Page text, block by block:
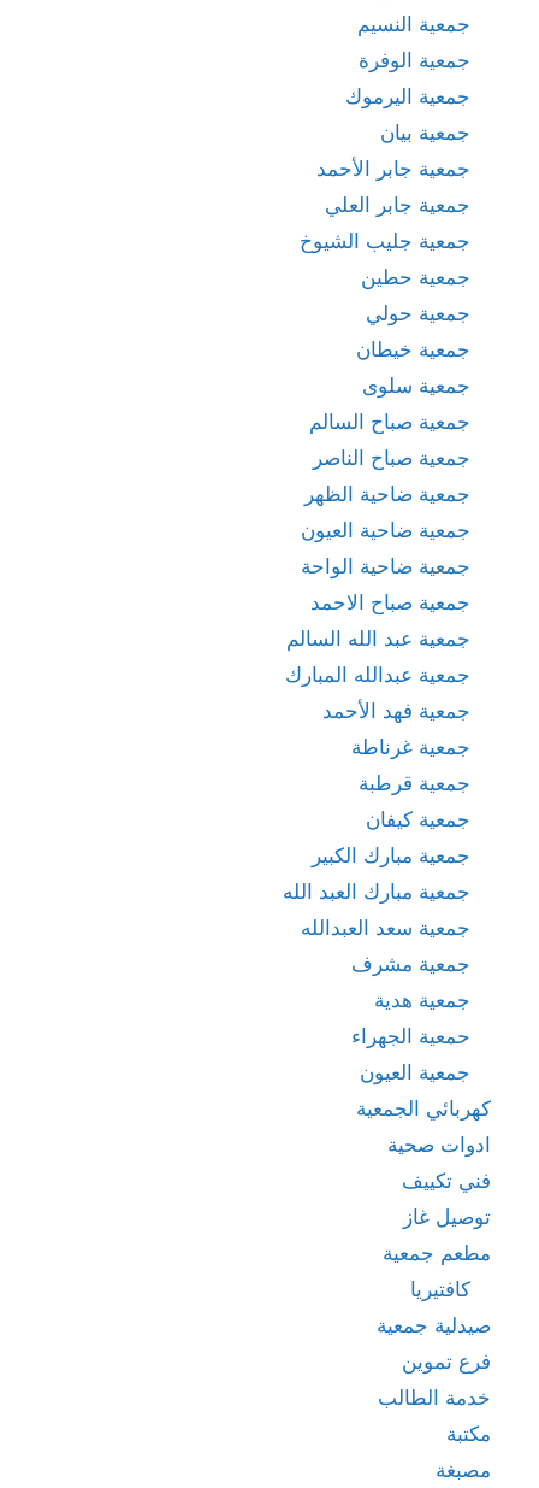
جمعية النسيم
جمعية الوفرة
جمعية اليرموك
جمعية بيان
جمعية جابر الأحمد
جمعية جابر العلي
جمعية جليب الشيوخ
جمعية حطين
جمعية حولي
جمعية خيطان
جمعية سلوى
جمعية صباح السالم
جمعية صباح الناصر
جمعية ضاحية الظهر
جمعية ضاحية العيون
جمعية ضاحية الواحة
جمعية صباح الاحمد
جمعية عبد الله السالم
جمعية عبدالله المبارك
جمعية فهد الأحمد
جمعية غرناطة
جمعية قرطبة
جمعية كيفان
جمعية مبارك الكبير
جمعية مبارك العبد الله
جمعية سعد العبدالله
جمعية مشرف
جمعية هدية
حمعية الجهراء
جمعية العيون
كهربائي الجمعية
ادوات صحية
فني تكييف
توصيل غاز
مطعم جمعية
كافتيريا
صيدلية جمعية
فرع تموين
خدمة الطالب
مكتبة
مصبغة